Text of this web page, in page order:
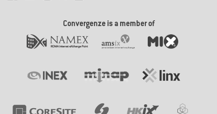
Convergenze is a member of